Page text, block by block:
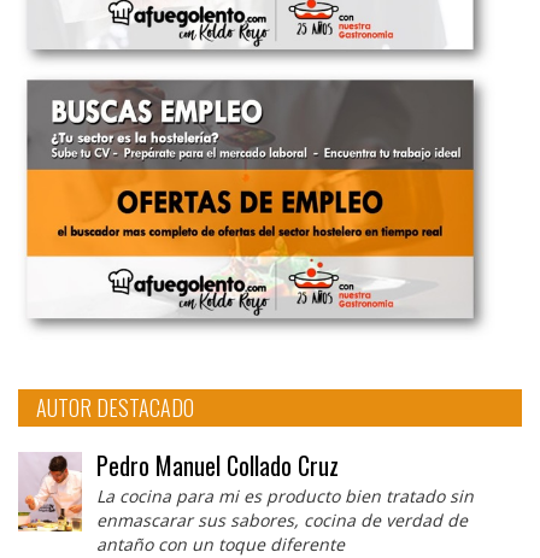
AUTOR DESTACADO
Pedro Manuel Collado Cruz
La cocina para mi es producto bien tratado sin
enmascarar sus sabores, cocina de verdad de
antaño con un toque diferente